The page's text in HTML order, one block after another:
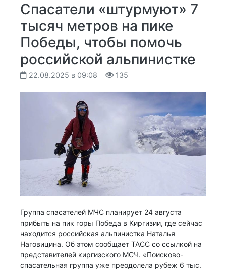
Спасатели «штурмуют» 7
тысяч метров на пике
Победы, чтобы помочь
российской альпинистке
22.08.2025 в 09:08 135
Группа спасателей МЧС планирует 24 августа
прибыть на пик горы Победа в Киргизии, где сейчас
находится российская альпинистка Наталья
Наговицина. Об этом сообщает ТАСС со ссылкой на
представителей киргизского МСЧ. «Поисково-
спасательная группа уже преодолела рубеж 6 тыс.